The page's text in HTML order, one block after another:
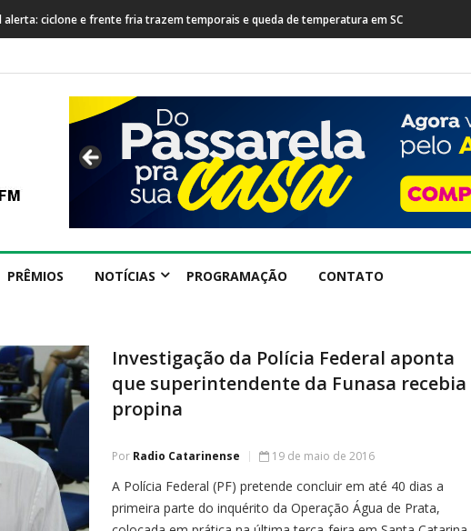
de Capinzal se manifesta após prisão de farmacêutico suspeito de tráfico
PRÊMIOS NOTÍCIAS PROGRAMAÇÃO CONTATO
Investigação da Polícia Federal aponta
que superintendente da Funasa recebia
propina
Por Radio Catarinense 19 de maio de 2016
A Polícia Federal (PF) pretende concluir em até 40 dias a
primeira parte do inquérito da Operação Água de Prata,